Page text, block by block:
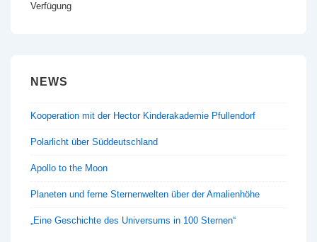
Verfügung
NEWS
Kooperation mit der Hector Kinderakademie Pfullendorf
Polarlicht über Süddeutschland
Apollo to the Moon
Planeten und ferne Sternenwelten über der Amalienhöhe
„Eine Geschichte des Universums in 100 Sternen“